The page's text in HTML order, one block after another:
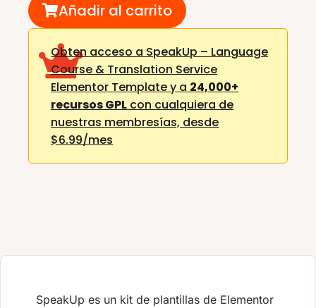
Añadir al carrito
Obten acceso a SpeakUp – Language
Course & Translation Service
Elementor Template y a 24,000+
recursos GPL con cualquiera de
nuestras membresías, desde
$6.99/mes
SpeakUp es un kit de plantillas de Elementor